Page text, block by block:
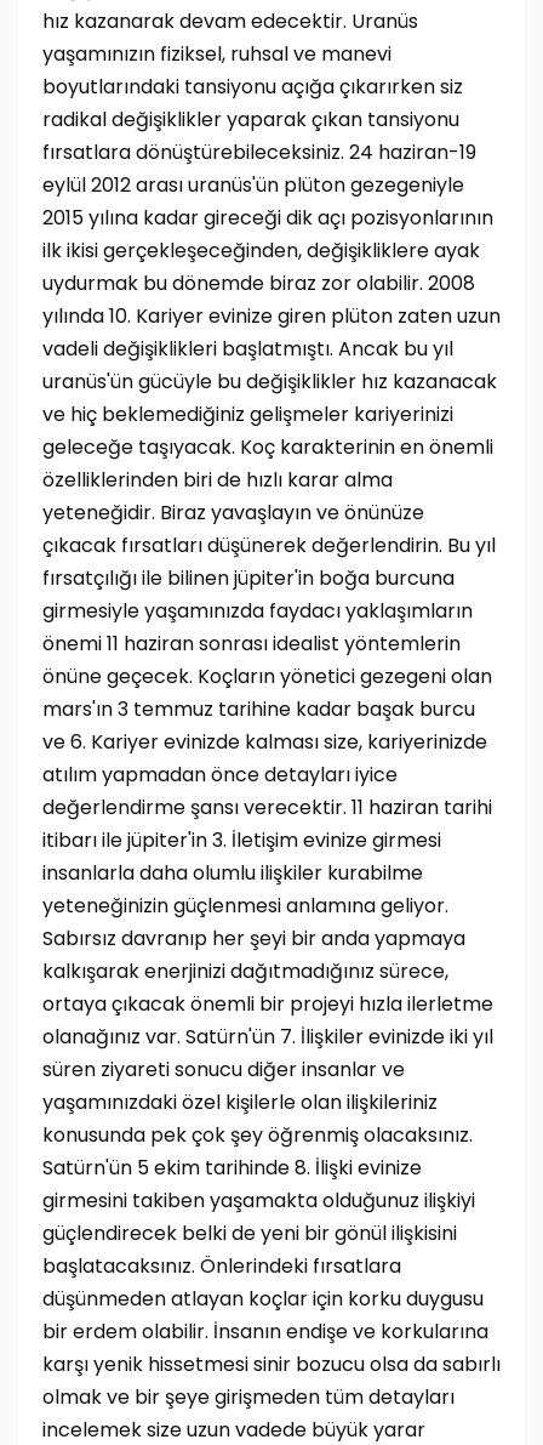
hız kazanarak devam edecektir. Uranüs
yaşamınızın fiziksel, ruhsal ve manevi
boyutlarındaki tansiyonu açığa çıkarırken siz
radikal değişiklikler yaparak çıkan tansiyonu
fırsatlara dönüştürebileceksiniz. 24 haziran-19
eylül 2012 arası uranüs'ün plüton gezegeniyle
2015 yılına kadar gireceği dik açı pozisyonlarının
ilk ikisi gerçekleşeceğinden, değişikliklere ayak
uydurmak bu dönemde biraz zor olabilir. 2008
yılında 10. Kariyer evinize giren plüton zaten uzun
vadeli değişiklikleri başlatmıştı. Ancak bu yıl
uranüs'ün gücüyle bu değişiklikler hız kazanacak
ve hiç beklemediğiniz gelişmeler kariyerinizi
geleceğe taşıyacak. Koç karakterinin en önemli
özelliklerinden biri de hızlı karar alma
yeteneğidir. Biraz yavaşlayın ve önünüze
çıkacak fırsatları düşünerek değerlendirin. Bu yıl
fırsatçılığı ile bilinen jüpiter'in boğa burcuna
girmesiyle yaşamınızda faydacı yaklaşımların
önemi 11 haziran sonrası idealist yöntemlerin
önüne geçecek. Koçların yönetici gezegeni olan
mars'ın 3 temmuz tarihine kadar başak burcu
ve 6. Kariyer evinizde kalması size, kariyerinizde
atılım yapmadan önce detayları iyice
değerlendirme şansı verecektir. 11 haziran tarihi
itibarı ile jüpiter'in 3. İletişim evinize girmesi
insanlarla daha olumlu ilişkiler kurabilme
yeteneğinizin güçlenmesi anlamına geliyor.
Sabırsız davranıp her şeyi bir anda yapmaya
kalkışarak enerjinizi dağıtmadığınız sürece,
ortaya çıkacak önemli bir projeyi hızla ilerletme
olanağınız var. Satürn'ün 7. İlişkiler evinizde iki yıl
süren ziyareti sonucu diğer insanlar ve
yaşamınızdaki özel kişilerle olan ilişkileriniz
konusunda pek çok şey öğrenmiş olacaksınız.
Satürn'ün 5 ekim tarihinde 8. İlişki evinize
girmesini takiben yaşamakta olduğunuz ilişkiyi
güçlendirecek belki de yeni bir gönül ilişkisini
başlatacaksınız. Önlerindeki fırsatlara
düşünmeden atlayan koçlar için korku duygusu
bir erdem olabilir. İnsanın endişe ve korkularına
karşı yenik hissetmesi sinir bozucu olsa da sabırlı
olmak ve bir şeye girişmeden tüm detayları
incelemek size uzun vadede büyük yarar